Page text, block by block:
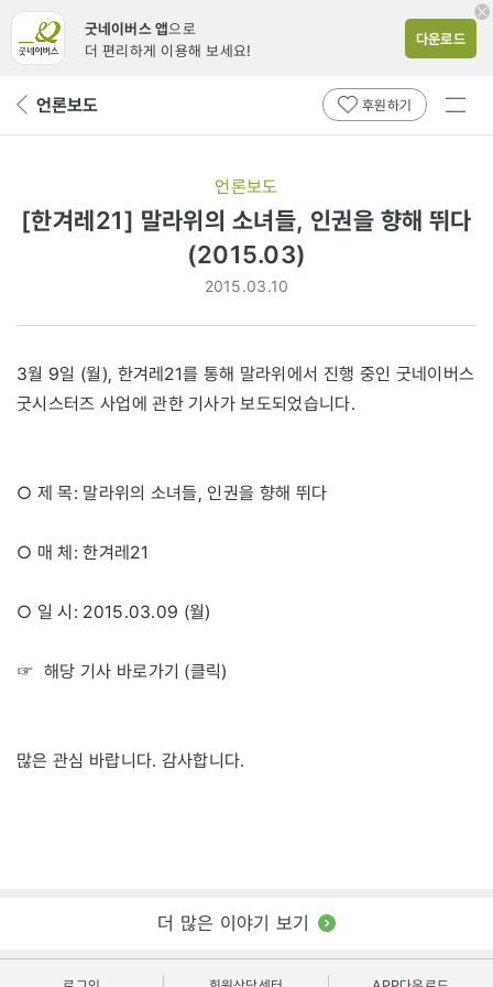
굿네이버스 앱으로
더 편리하게 이용해 보세요!
다운로드
뒤 언론보도 후원하기
전체
언론보도
[한겨레21] 말라위의 소녀들, 인권을 향해 뛰다
(2015.03)
2015.03.10
3월 9일 (월), 한겨레21를 통해 말라위에서 진행 중인 굿네이버스
굿시스터즈 사업에 관한 기사가 보도되었습니다.
○ 제 목: 말라위의 소녀들, 인권을 향해 뛰다
○ 매 체: 한겨레21
○ 일 시: 2015.03.09 (월)
☞ 해당 기사 바로가기 (클릭)
많은 관심 바랍니다. 감사합니다.
더 많은 이야기 보기